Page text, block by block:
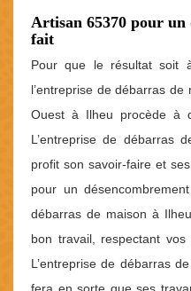
Artisan 65370 pour un
fait
Pour que le résultat soit
l’entreprise de débarras de
Ouest à Ilheu procède à
L’entreprise de débarras
profit son savoir-faire et
pour un
débarras de maison à
bon travail, respectant
L’entreprise de débarras